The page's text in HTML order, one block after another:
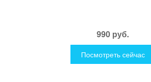
990 руб.
Посмотреть сейчас